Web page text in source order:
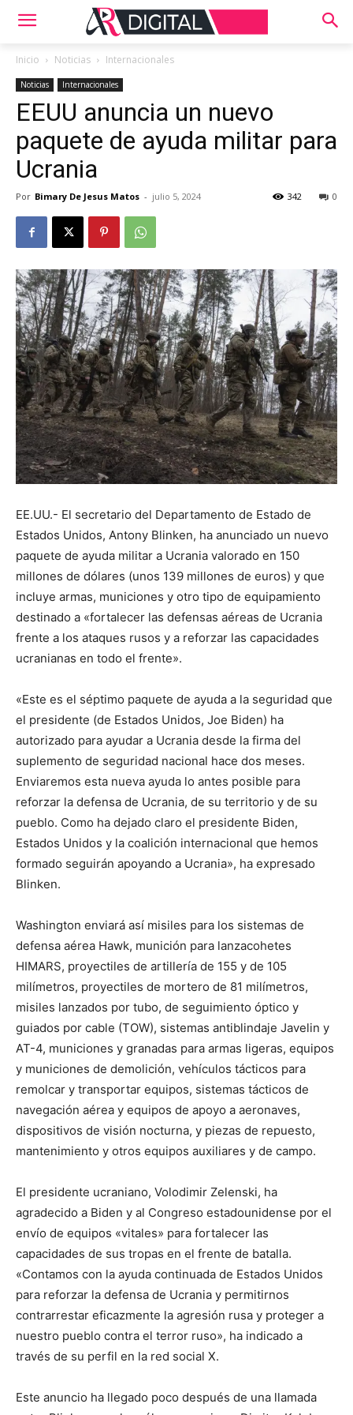
Inicio Noticias Internacionales
Noticias Internacionales
EEUU anuncia un nuevo
paquete de ayuda militar para
Ucrania
Por Bimary De Jesus Matos - julio 5, 2024 0
342
EE.UU.- El secretario del Departamento de Estado de
Estados Unidos, Antony Blinken, ha anunciado un nuevo
paquete de ayuda militar a Ucrania valorado en 150
millones de dólares (unos 139 millones de euros) y que
incluye armas, municiones y otro tipo de equipamiento
destinado a «fortalecer las defensas aéreas de Ucrania
frente a los ataques rusos y a reforzar las capacidades
ucranianas en todo el frente».
«Este es el séptimo paquete de ayuda a la seguridad que
el presidente (de Estados Unidos, Joe Biden) ha
autorizado para ayudar a Ucrania desde la firma del
suplemento de seguridad nacional hace dos meses.
Enviaremos esta nueva ayuda lo antes posible para
reforzar la defensa de Ucrania, de su territorio y de su
pueblo. Como ha dejado claro el presidente Biden,
Estados Unidos y la coalición internacional que hemos
formado seguirán apoyando a Ucrania», ha expresado
Blinken.
Washington enviará así misiles para los sistemas de
defensa aérea Hawk, munición para lanzacohetes
HIMARS, proyectiles de artillería de 155 y de 105
milímetros, proyectiles de mortero de 81 milímetros,
misiles lanzados por tubo, de seguimiento óptico y
guiados por cable (TOW), sistemas antiblindaje Javelin y
AT-4, municiones y granadas para armas ligeras, equipos
y municiones de demolición, vehículos tácticos para
remolcar y transportar equipos, sistemas tácticos de
navegación aérea y equipos de apoyo a aeronaves,
dispositivos de visión nocturna, y piezas de repuesto,
mantenimiento y otros equipos auxiliares y de campo.
El presidente ucraniano, Volodimir Zelenski, ha
agradecido a Biden y al Congreso estadounidense por el
envío de equipos «vitales» para fortalecer las
capacidades de sus tropas en el frente de batalla.
«Contamos con la ayuda continuada de Estados Unidos
para reforzar la defensa de Ucrania y permitirnos
contrarrestar eficazmente la agresión rusa y proteger a
nuestro pueblo contra el terror ruso», ha indicado a
través de su perfil en la red social X.
Este anuncio ha llegado poco después de una llamada